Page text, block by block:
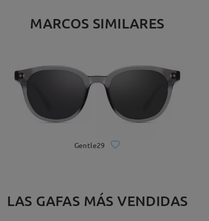
MARCOS SIMILARES
Gentle29
LAS GAFAS MÁS VENDIDAS